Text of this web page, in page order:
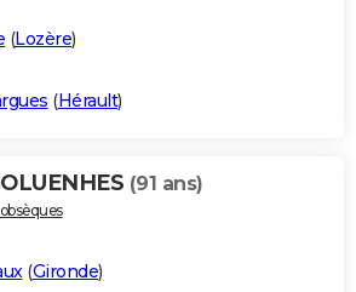
(Lozère)
(Hérault)
(91 ans)
(Gironde)